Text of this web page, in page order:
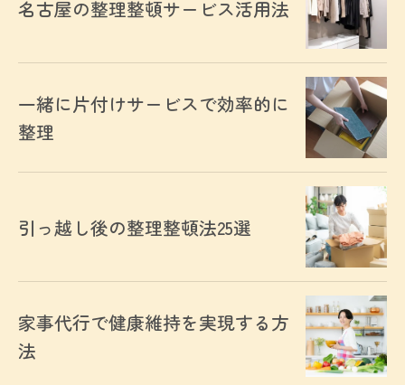
名古屋の整理整頓サービス活用法
一緒に片付けサービスで効率的に
整理
引っ越し後の整理整頓法25選
家事代行で健康維持を実現する方
法